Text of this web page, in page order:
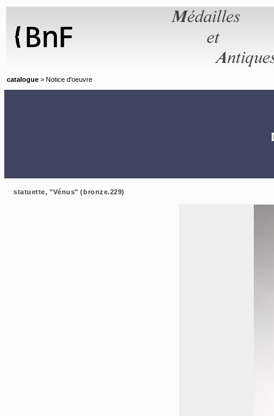
catalogue > Notice d'oeuvre
statuette, "Vénus" (bronze.229)